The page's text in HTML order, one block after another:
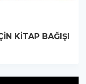
KİTAP BAĞIŞI